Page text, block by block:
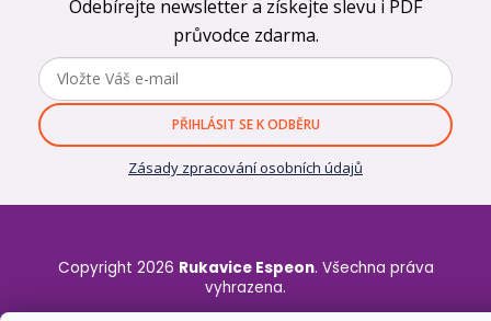
Odebírejte newsletter a získejte slevu i PDF
průvodce zdarma.
PŘIHLÁSIT SE K ODBĚRU
Zásady zpracování osobních údajů
Copyright 2026 Rukavice Espeon. Všechna práva
vyhrazena.